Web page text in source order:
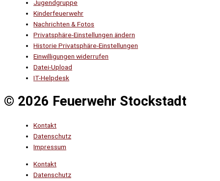
Jugendgruppe
Kinderfeuerwehr
Nachrichten & Fotos
Privatsphäre-Einstellungen ändern
Historie Privatsphäre-Einstellungen
Einwilligungen widerrufen
Datei-Upload
IT-Helpdesk
© 2026 Feuerwehr Stockstadt
Kontakt
Datenschutz
Impressum
Kontakt
Datenschutz